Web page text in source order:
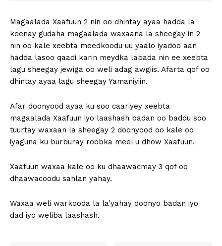
Magaalada Xaafuun 2 nin oo dhintay ayaa hadda la
keenay gudaha magaalada waxaana la sheegay in 2
nin oo kale xeebta meedkoodu uu yaalo iyadoo aan
hadda lasoo qaadi karin meydka labada nin ee xeebta
lagu sheegay jewiga oo weli adag awgiis. Afarta qof oo
dhintay ayaa lagu sheegay Yamaniyiin.
Afar doonyood ayaa ku soo caariyey xeebta
magaalada Xaafuun iyo laashash badan oo baddu soo
tuurtay waxaan la sheegay 2 doonyood oo kale oo
iyaguna ku burburay roobka meel u dhow Xaafuun.
Xaafuun waxaa kale oo ku dhaawacmay 3 qof oo
dhaawacoodu sahlan yahay.
Waxaa weli warkooda la la’yahay doonyo badan iyo
dad iyo weliba laashash.